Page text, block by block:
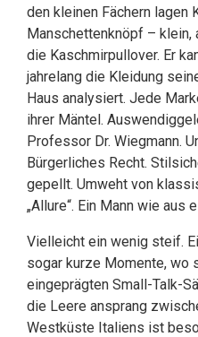
den kleinen Fächern lagen
Manschettenknöpf – klein,
die Kaschmirpullover. Er
jahrelang die Kleidung
Haus analysiert. Jede
ihrer Mäntel.
Professor Dr. Wiegmann.
Bürgerliches Recht.
gepellt. Umweht von
„Allure“. Ein Mann wie aus
Vielleicht ein wenig steif.
sogar kurze Momente, wo
eingeprägten Small-Talk-
die Leere ansprang
Westküste Italiens ist